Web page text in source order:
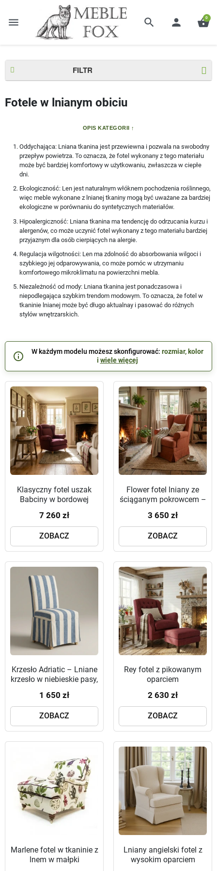
menu search person shopping_basket
0
Strona główna Fotele Fotele w lnianym obiciu
FILTR
Fotele w lnianym obiciu
OPIS KATEGORII
Oddychająca: Lniana tkanina jest przewiewna i pozwala na swobodny
przepływ powietrza. To oznacza, że fotel wykonany z tego materiału
może być bardziej komfortowy w użytkowaniu, zwłaszcza w ciepłe
dni.
Ekologiczność: Len jest naturalnym włóknem pochodzenia roślinnego,
więc meble wykonane z lnianej tkaniny mogą być uważane za bardziej
ekologiczne w porównaniu do syntetycznych materiałów.
Hipoalergiczność: Lniana tkanina ma tendencję do odrzucania kurzu i
alergenów, co może uczynić fotel wykonany z tego materiału bardziej
przyjaznym dla osób cierpiących na alergie.
Regulacja wilgotności: Len ma zdolność do absorbowania wilgoci i
szybkiego jej odparowywania, co może pomóc w utrzymaniu
komfortowego mikroklimatu na powierzchni mebla.
Niezależność od mody: Lniana tkanina jest ponadczasowa i
niepodlegająca szybkim trendom modowym. To oznacza, że fotel w
tkaninie lnianej może być długo aktualnay i pasować do różnych
stylów wnętrzarskich.
info_outline W każdym modelu możesz skonfigurować: rozmiar, kolor
i wiele więcej
Klasyczny fotel uszak
Babciny w bordowej
7 260 zł
ZOBACZ
Flower fotel lniany ze
ściąganym pokrowcem –
ziemi
3 650 zł
ZOBACZ
Krzesło Adriatic – Lniane
krzesło w niebieskie pasy,
1 650 zł
ZOBACZ
Rey fotel z pikowanym
oparciem
2 630 zł
ZOBACZ
Marlene fotel w tkaninie z
lnem w małpki
Lniany angielski fotel z
wysokim oparciem